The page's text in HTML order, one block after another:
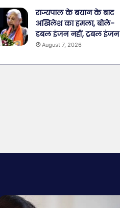
राज्यपाल के बयान के बाद
अखिलेश का हमला, बोले-
डबल इंजन नहीं, ट्रबल इंजन
August 7, 2026